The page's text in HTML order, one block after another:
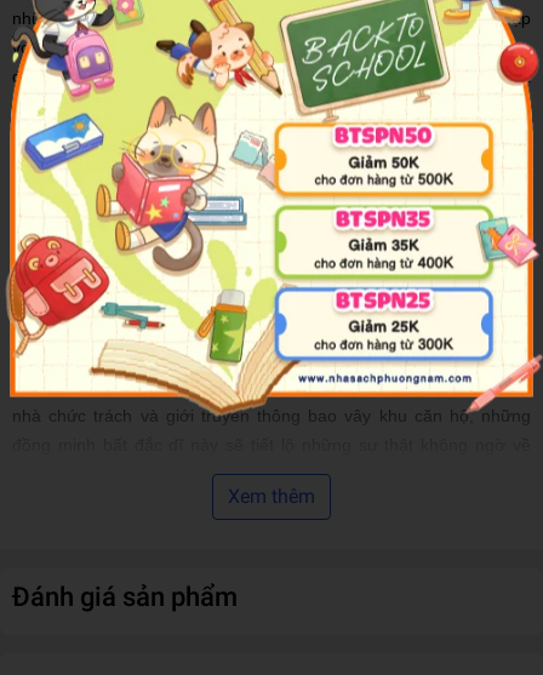
những khách mua nhà tiềm năng đang tham quan căn hộ: một cặp
vợ chồng mới nghỉ hưu đang nỗ lực hàn gắn hôn nhân, một giám
đốc ngân hàng giàu có quá bận rộn để quan tâm đến bất kỳ ai, một
cặp đôi trẻ chuẩn bị đón con đầu lòng nhưng có vẻ không có tiếng
nói chung trong bất kỳ việc gì, một bà cụ tám bảy tuổi đã sống đủ
lâu để không biết sợ một kẻ gí súng vào mặt, một người môi giới
nhà đất bối rối nhưng vẫn sẵn sàng ngã giá và một người đàn ông
bí ẩn đang giam mình trong phòng tắm duy nhất của căn hộ. Nhóm
con tin tồi tệ nhất trên đời.
Mỗi người trong số họ đều cất giấu một cuộc đời đầy thương tổn,
đau đớn, bí mật và đam mê sẵn sàng sôi trào. Không ai trong số
họ là hoàn toàn như những gì họ thể hiện ra. Và tất cả trong số họ
– kể cả tên cướp ngân hàng – đều khao khát được giải cứu. Khi
nhà chức trách và giới truyền thông bao vây khu căn hộ, những
bản thân và kích hoạt một chuỗi sự việc không ai có thể đoán định
bản chất con người” (Shelf Awareness), Anxious People là một câu
chuyện được xây dựng khéo léo về sức mạnh của tình bạn, sự tha
Xem thêm
Đánh giá sản phẩm